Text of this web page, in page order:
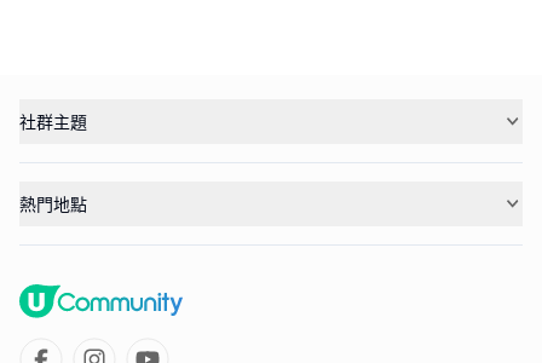
社群主題
熱門地點